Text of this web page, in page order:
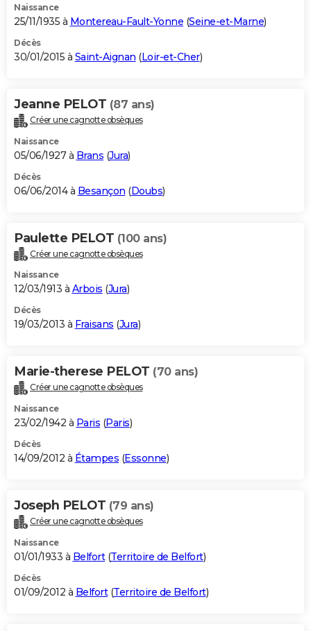
Naissance
25/11/1935 à Montereau-Fault-Yonne (Seine-et-Marne)
Décès
30/01/2015 à Saint-Aignan (Loir-et-Cher)
Jeanne PELOT (87 ans)
Créer une cagnotte obsèques
Naissance
05/06/1927 à Brans (Jura)
Décès
06/06/2014 à Besançon (Doubs)
Paulette PELOT (100 ans)
Créer une cagnotte obsèques
Naissance
12/03/1913 à Arbois (Jura)
Décès
19/03/2013 à Fraisans (Jura)
Marie-therese PELOT (70 ans)
Créer une cagnotte obsèques
Naissance
23/02/1942 à Paris (Paris)
Décès
14/09/2012 à Étampes (Essonne)
Joseph PELOT (79 ans)
Créer une cagnotte obsèques
Naissance
01/01/1933 à Belfort(Territoire de Belfort)
Décès
01/09/2012 à Belfort(Territoire de Belfort)